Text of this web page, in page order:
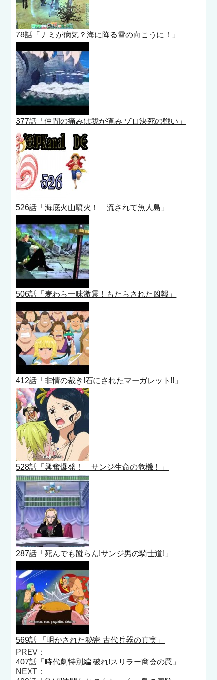
78話「ナミが病気？海に降る雪の向こうに！」
377話「仲間の痛みは我が痛み ゾロ決死の戦い」
526話「海底火山噴火！ 流されて魚人島」
506話「麦わら一味激震！もたらされた凶報」
412話「非情の裁き!石にされたマーガレット!!」
528話「興奮爆発！ サンジ生命の危機！」
287話「死んでも蹴らん!サンジ男の騎士道!」
569話 「明かされた秘密 古代兵器の真実」
PREV：
407話「時代劇特別編 破れ!スリラー商会の罠」
NEXT：